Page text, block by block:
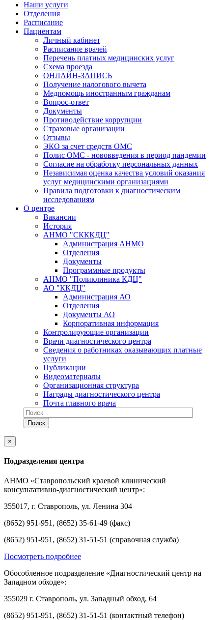
Наши услуги
Отделения
Расписание
Пациентам
Личный кабинет
Расписание врачей
Перечень платных медицинских услуг
Схема проезда
ОНЛАЙН-ЗАПИСЬ
Получение налогового вычета
Медпомощь иностранным гражданам
Вопрос-ответ
Документы
Противодействие коррупции
Страховые организации
Отзывы
ЭКО за счет средств ОМС
Полис ОМС - нововведения в период пандемии
Согласие на обработку персональных данных
Независимая оценка качества условий оказания
услуг медицинскими организациями
Правила подготовки к диагностическим
исследованиям
О центре
Вакансии
История
АНМО "СКККДЦ"
Администрация АНМО
Отделения
Документы
Программные продукты
АНМО "Поликлиника КДЦ"
АО "ККДЦ"
Администрация АО
Отделения
Документы АО
Корпоративная информация
Контролирующие организации
Врачи диагностического центра
Сведения о работниках оказывающих платные
услуги
Публикации
Видеоматериалы
Организационная структура
Награды диагностического центра
Почта главного врача
×
Подразделения центра
АНМО «Ставропольский краевой клинический
консультативно-диагностический центр»:
355017, г. Ставрополь, ул. Ленина 304
(8652) 951-951, (8652) 35-61-49 (факс)
(8652) 951-951, (8652) 31-51-51 (справочная служба)
Посмотреть подробнее
Обособленное подразделение «Диагностический центр на
Западном обходе»:
355029 г. Ставрополь, ул. Западный обход, 64
(8652) 951-951, (8652) 31-51-51 (контактный телефон)